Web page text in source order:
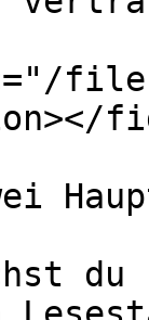
files/
du